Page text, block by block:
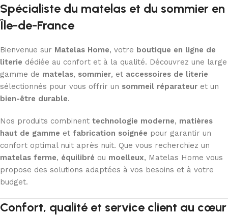
Spécialiste du matelas et du sommier en
Île-de-France
Bienvenue sur Matelas Home, votre boutique en ligne de
literie dédiée au confort et à la qualité. Découvrez une large
gamme de matelas, sommier, et accessoires de literie
sélectionnés pour vous offrir un sommeil réparateur et un
bien-être durable.
Nos produits combinent technologie moderne, matières
haut de gamme et fabrication soignée pour garantir un
confort optimal nuit après nuit. Que vous recherchiez un
matelas ferme, équilibré ou moelleux, Matelas Home vous
propose des solutions adaptées à vos besoins et à votre
budget.
Confort, qualité et service client au cœur